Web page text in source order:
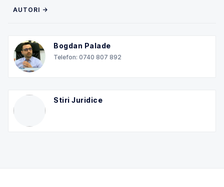
AUTORI →
Bogdan Palade
Telefon: 0740 807 892
Stiri Juridice